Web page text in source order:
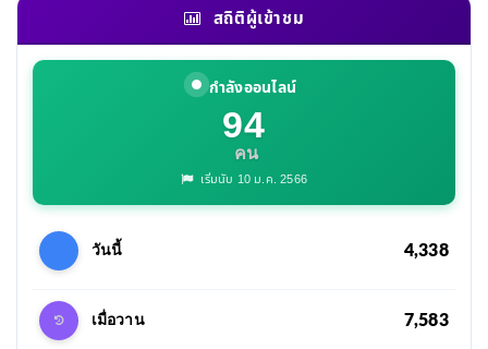
สถิติผู้เข้าชม
กำลังออนไลน์
94
คน
เริ่มนับ 10 ม.ค. 2566
วันนี้ 4,338
เมื่อวาน 7,583